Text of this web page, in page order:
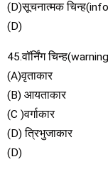
(D)सूचनात्मक
(D)
45.वॉर्निंग
(A)वृताकार
(B) आयताकार
(C )वर्गाकार
(D) त्रिभुजाकार
(D)